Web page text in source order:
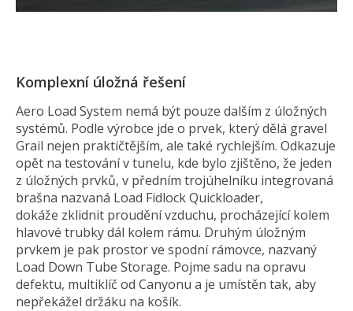
Komplexní úložná řešení
Aero Load System nemá být pouze dalším z úložných
systémů. Podle výrobce jde o prvek, který dělá gravel
Grail nejen praktičtějším, ale také rychlejším. Odkazuje
opět na testování v tunelu, kde bylo zjištěno, že jeden
z úložných prvků, v předním trojúhelníku integrovaná
brašna nazvaná Load Fidlock Quickloader,
dokáže zklidnit proudění vzduchu, procházející kolem
hlavové trubky dál kolem rámu. Druhým úložným
prvkem je pak prostor ve spodní rámovce, nazvaný
Load Down Tube Storage. Pojme sadu na opravu
defektu, multiklíč od Canyonu a je umístěn tak, aby
nepřekážel držáku na košík.